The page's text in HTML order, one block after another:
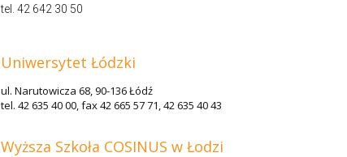
tel. 42 642 30 50
Uniwersytet Łódzki
ul. Narutowicza 68, 90-136 Łódź
tel. 42 635 40 00, fax 42 665 57 71, 42 635 40 43
Wyższa Szkoła COSINUS w Łodzi